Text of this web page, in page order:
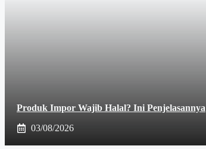
Produk Impor Wajib Halal? Ini Penjelasannya
03/08/2026